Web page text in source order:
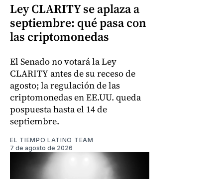
Ley CLARITY se aplaza a
septiembre: qué pasa con
las criptomonedas
El Senado no votará la Ley
CLARITY antes de su receso de
agosto; la regulación de las
criptomonedas en EE.UU. queda
pospuesta hasta el 14 de
septiembre.
EL TIEMPO LATINO TEAM
7 de agosto de 2026